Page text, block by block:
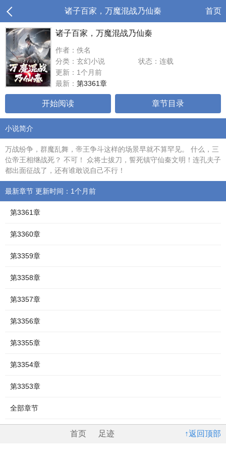
诸子百家，万魔混战乃仙秦 首页
诸子百家，万魔混战乃仙秦
作者：佚名
分类：玄幻小说
状态：连载
更新：1个月前
最新： 第3361章
开始阅读 章节目录
小说简介
万战纷争，群魔乱舞，帝王争斗这样的场景早就不算罕见。 什么，三
位帝王相继战死？ 不可！ 众将士拔刀，誓死镇守仙秦文明！连孔夫子
都出面征战了，还有谁敢说自己不行！
最新章节 更新时间：1个月前
第3361章
第3360章
第3359章
第3358章
第3357章
第3356章
第3355章
第3354章
第3353章
全部章节
↑返回顶部
首页 足迹